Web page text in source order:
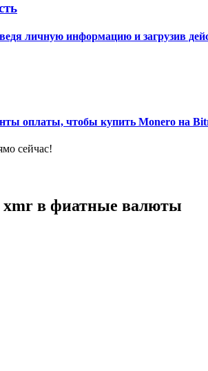
торговую информацию и т. д.
личную информацию и загрузив
оплаты, чтобы купить Monero на
сейчас!
xmr в фиатные валюты